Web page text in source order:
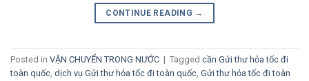
CONTINUE READING →
Posted in VẬN CHUYỂN TRONG NƯỚC | Tagged cần Gửi thư hỏa tốc đi
toàn quốc, dịch vụ Gửi thư hỏa tốc đi toàn quốc, Gửi thư hỏa tốc đi toàn